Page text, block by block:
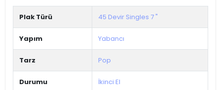
Plak Türü 45 Devir Singles 7 "
Yapım Yabancı
Tarz Pop
Durumu İkinci El